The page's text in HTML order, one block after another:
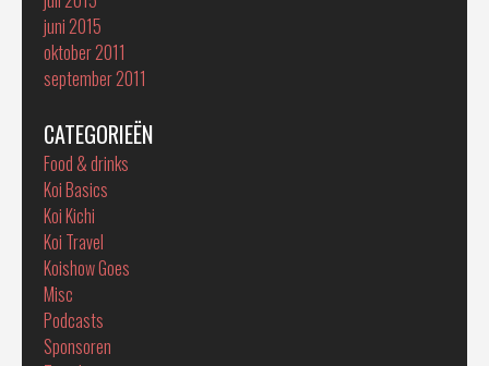
juni 2015
oktober 2011
september 2011
CATEGORIEËN
Food & drinks
Koi Basics
Koi Kichi
Koi Travel
Koishow Goes
Misc
Podcasts
Sponsoren